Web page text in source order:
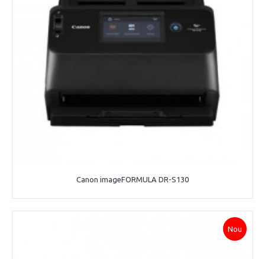
Canon imageFORMULA DR-S130
Nou